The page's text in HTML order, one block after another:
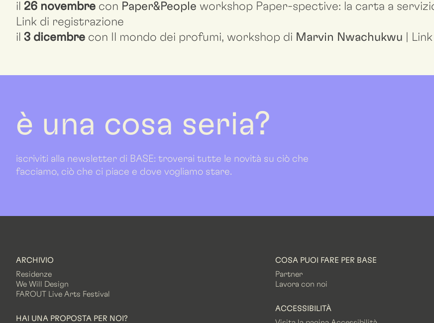
il26 novembre con Paper&People workshop Paper-spective: la carta a
Link di registrazione
il3 dicembre con Il mondo dei profumi, workshop di Marvin Nwachukwu |
è una cosa seria?
iscriviti alla newsletter di BASE: troverai tutte le novità su ciò che
facciamo, ciò che ci piace e dove vogliamo stare.
ARCHIVIO
Residenze
We Will Design
FAROUT Live Arts Festival
HAI UNA PROPOSTA PER NOI?
COSA PUOI FARE PER BASE
Partner
Lavora con noi
ACCESSIBILITÀ